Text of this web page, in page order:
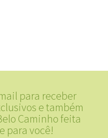
para receber
e também
Caminho feita
para você!